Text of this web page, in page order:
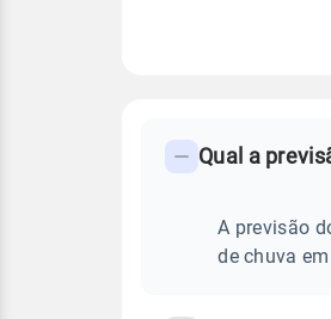
PREVISÃO
frequentes
Qual a
A previsão
de chuva